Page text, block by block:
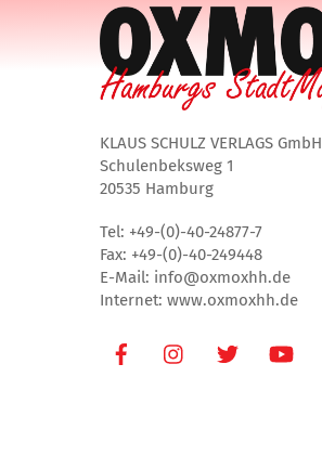
KLAUS SCHULZ VERLAGS GmbH
Schulenbeksweg 1
20535 Hamburg
Tel: +49-(0)-40-24877-7
Fax: +49-(0)-40-249448
E-Mail: info@oxmoxhh.de
Internet: www.oxmoxhh.de
Facebook